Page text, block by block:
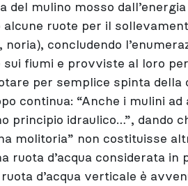
del mulino mosso
ruote per il
noria), concludendo
fiumi e provviste al loro
per semplice spinta della
continua: “Anche i mulini
principio idraulico…”, dando
molitoria” non costituisse
ruota d’acqua considerata in
d’acqua verticale è